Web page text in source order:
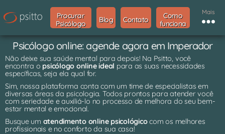
Procurar
Psicólogo
Blog Contato
Como
funciona
Mais
Psicólogo online: agende agora em Imperador
Não deixe sua saúde mental para depois! Na Psitto, você
encontra o psicólogo online ideal para as suas necessidades
específicas, seja ela qual for.
Sim, nossa plataforma conta com um time de especialistas em
diversas áreas da psicologia. Todos prontos para atender você
com seriedade e auxiliá-lo no processo de melhora do seu bem-
estar mental e emocional.
Busque um atendimento online psicológicocom os melhores
profissionais e no conforto da sua casa!